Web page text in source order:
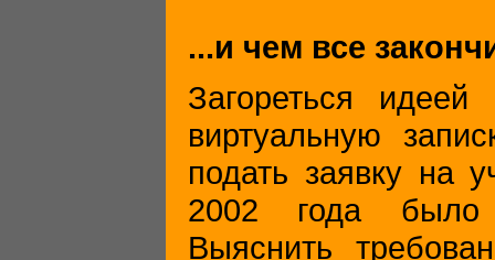
...и чем все
Загореться
виртуальную
подать заявку на
2002 года было
Выяснить